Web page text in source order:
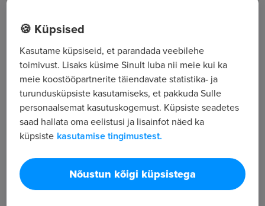
Suurejõe, Vändra vald, Vändra vald
Kõik tööpakkumised
Tööpakkuja tutvustus
2
Töötajate arv
Vaatamised
Metsavarumine
🍪 Küpsised
Kasutame küpsiseid, et parandada veebilehe
toimivust. Lisaks küsime Sinult luba nii meie kui ka
meie koostööpartnerite täiendavate statistika- ja
turundusküpsiste kasutamiseks, et pakkuda Sulle
personaalsemat kasutuskogemust. Küpsiste seadetes
saad hallata oma eelistusi ja lisainfot näed ka
küpsiste kasutamise tingimustest.
Nõustun kõigi küpsistega